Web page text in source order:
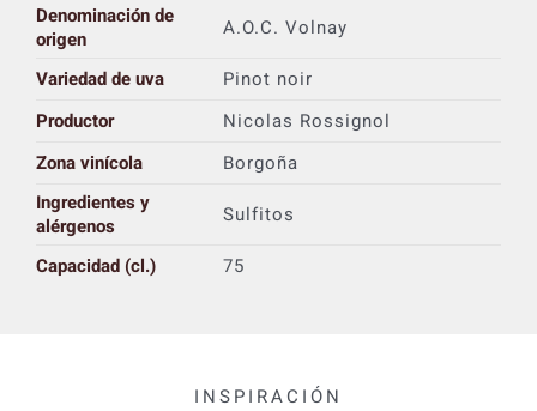
Denominación de
origen
A.O.C. Volnay
Variedad de uva
Pinot noir
Productor
Nicolas Rossignol
Zona vinícola
Borgoña
Ingredientes y
alérgenos
Sulfitos
Capacidad (cl.)
75
INSPIRACIÓN